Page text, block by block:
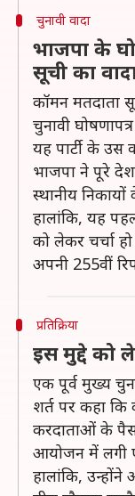
चुनावी वादा
भाजपा के
सूची का
कॉमन मतदाता
चुनावी
यह पार्टी के
भाजपा ने पूरे
स्थानीय
हालांकि, यह
को लेकर चर्चा
अपनी 255वीं
प्रतिक्रिया
इस मुद्दे को
एक पूर्व मुख्य
शर्त पर कहा
करदाताओं के
आयोजन में लगी
हालांकि,